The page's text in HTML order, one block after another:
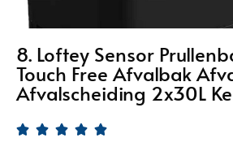
8. Loftey Sensor
Touch Free Afvalbak
Afvalscheiding 2x30L
    